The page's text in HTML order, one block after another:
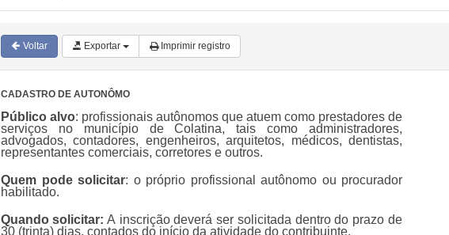
Voltar Exportar Imprimir registro
CADASTRO DE AUTONÔMO
Público alvo: profissionais autônomos que atuem como prestadores de
serviços no município de Colatina, tais como administradores,
advogados, contadores, engenheiros, arquitetos, médicos, dentistas,
representantes comerciais, corretores e outros.
Quem pode solicitar: o próprio profissional autônomo ou procurador
habilitado.
Quando solicitar: A inscrição deverá ser solicitada dentro do prazo de
30 (trinta) dias, contados do início da atividade do contribuinte.